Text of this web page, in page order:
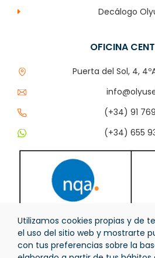
Decálogo
OFICINA
Puerta del Sol, 4,
(+34) 91
(+34) 655
Utilizamos cookies propias y de
el uso del sitio web y mostrarte
con tus preferencias sobre la